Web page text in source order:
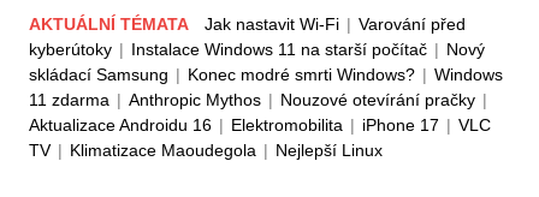
AKTUÁLNÍ TÉMATA Jak nastavit Wi-Fi | Varování před
kyberútoky | Instalace Windows 11 na starší počítač | Nový
skládací Samsung | Konec modré smrti Windows? | Windows
11 zdarma | Anthropic Mythos | Nouzové otevírání pračky |
Aktualizace Androidu 16 | Elektromobilita | iPhone 17 | VLC
TV | Klimatizace Maoudegola | Nejlepší Linux